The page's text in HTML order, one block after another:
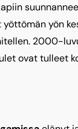
yöttömän yön
2000-
ovat tulleet